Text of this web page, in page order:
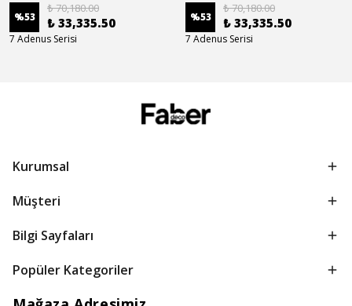
%53
₺ 70,180.00
₺ 33,335.50
7 Adenus Serisi
%53
₺ 70,180.00
₺ 33,335.50
7 Adenus Serisi
Kurumsal
Müşteri
Bilgi Sayfaları
Popüler Kategoriler